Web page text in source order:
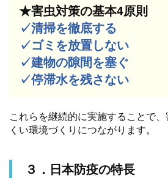
★害虫対策の基本4原則
✓清掃を徹底する
✓ゴミを放置しない
✓建物の隙間を塞ぐ
✓停滞水を残さない
これらを継続的に実施することで
くい環境づくりにつながります。
３．日本防疫の特長